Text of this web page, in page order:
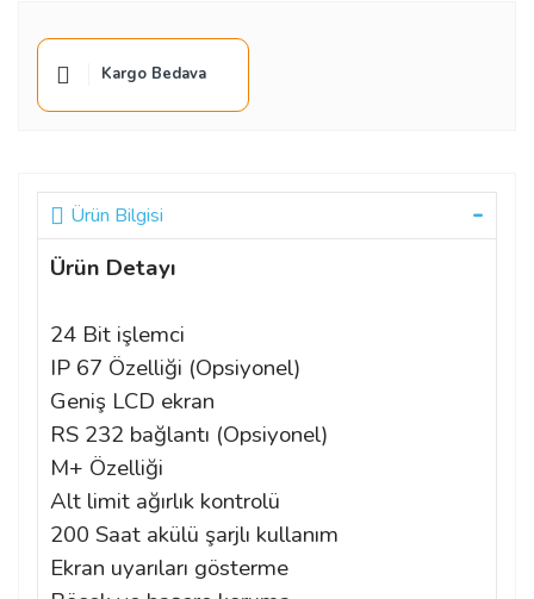
Kargo Bedava
Ürün Bilgisi
Ürün Detayı
24 Bit işlemci
IP 67 Özelliği (Opsiyonel)
Geniş LCD ekran
RS 232 bağlantı (Opsiyonel)
M+ Özelliği
Alt limit ağırlık kontrolü
200 Saat akülü şarjlı kullanım
Ekran uyarıları gösterme